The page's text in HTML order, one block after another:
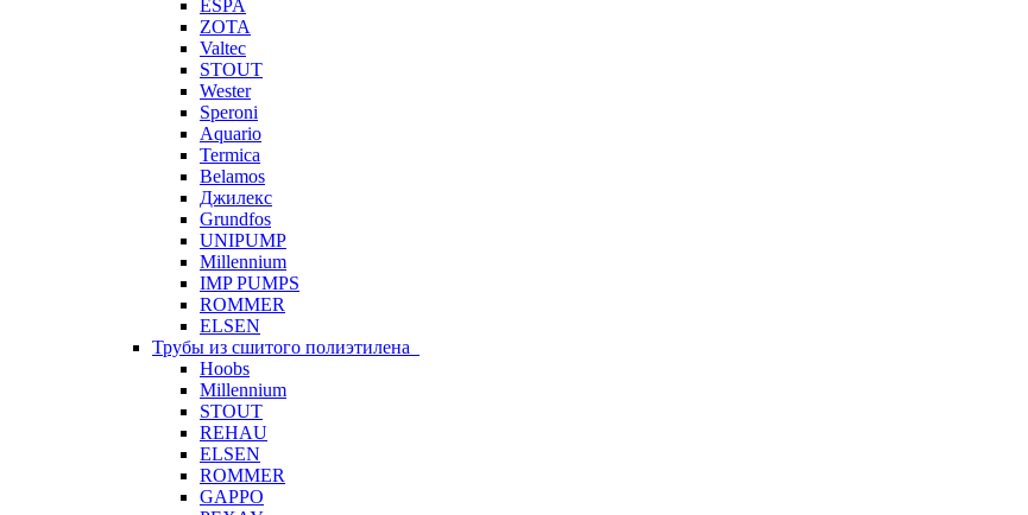
ESPA
ZOTA
Valtec
STOUT
Wester
Speroni
Aquario
Termica
Belamos
Джилекс
Grundfos
UNIPUMP
Millennium
IMP PUMPS
ROMMER
ELSEN
Трубы из сшитого полиэтилена
Hoobs
Millennium
STOUT
REHAU
ELSEN
ROMMER
GAPPO